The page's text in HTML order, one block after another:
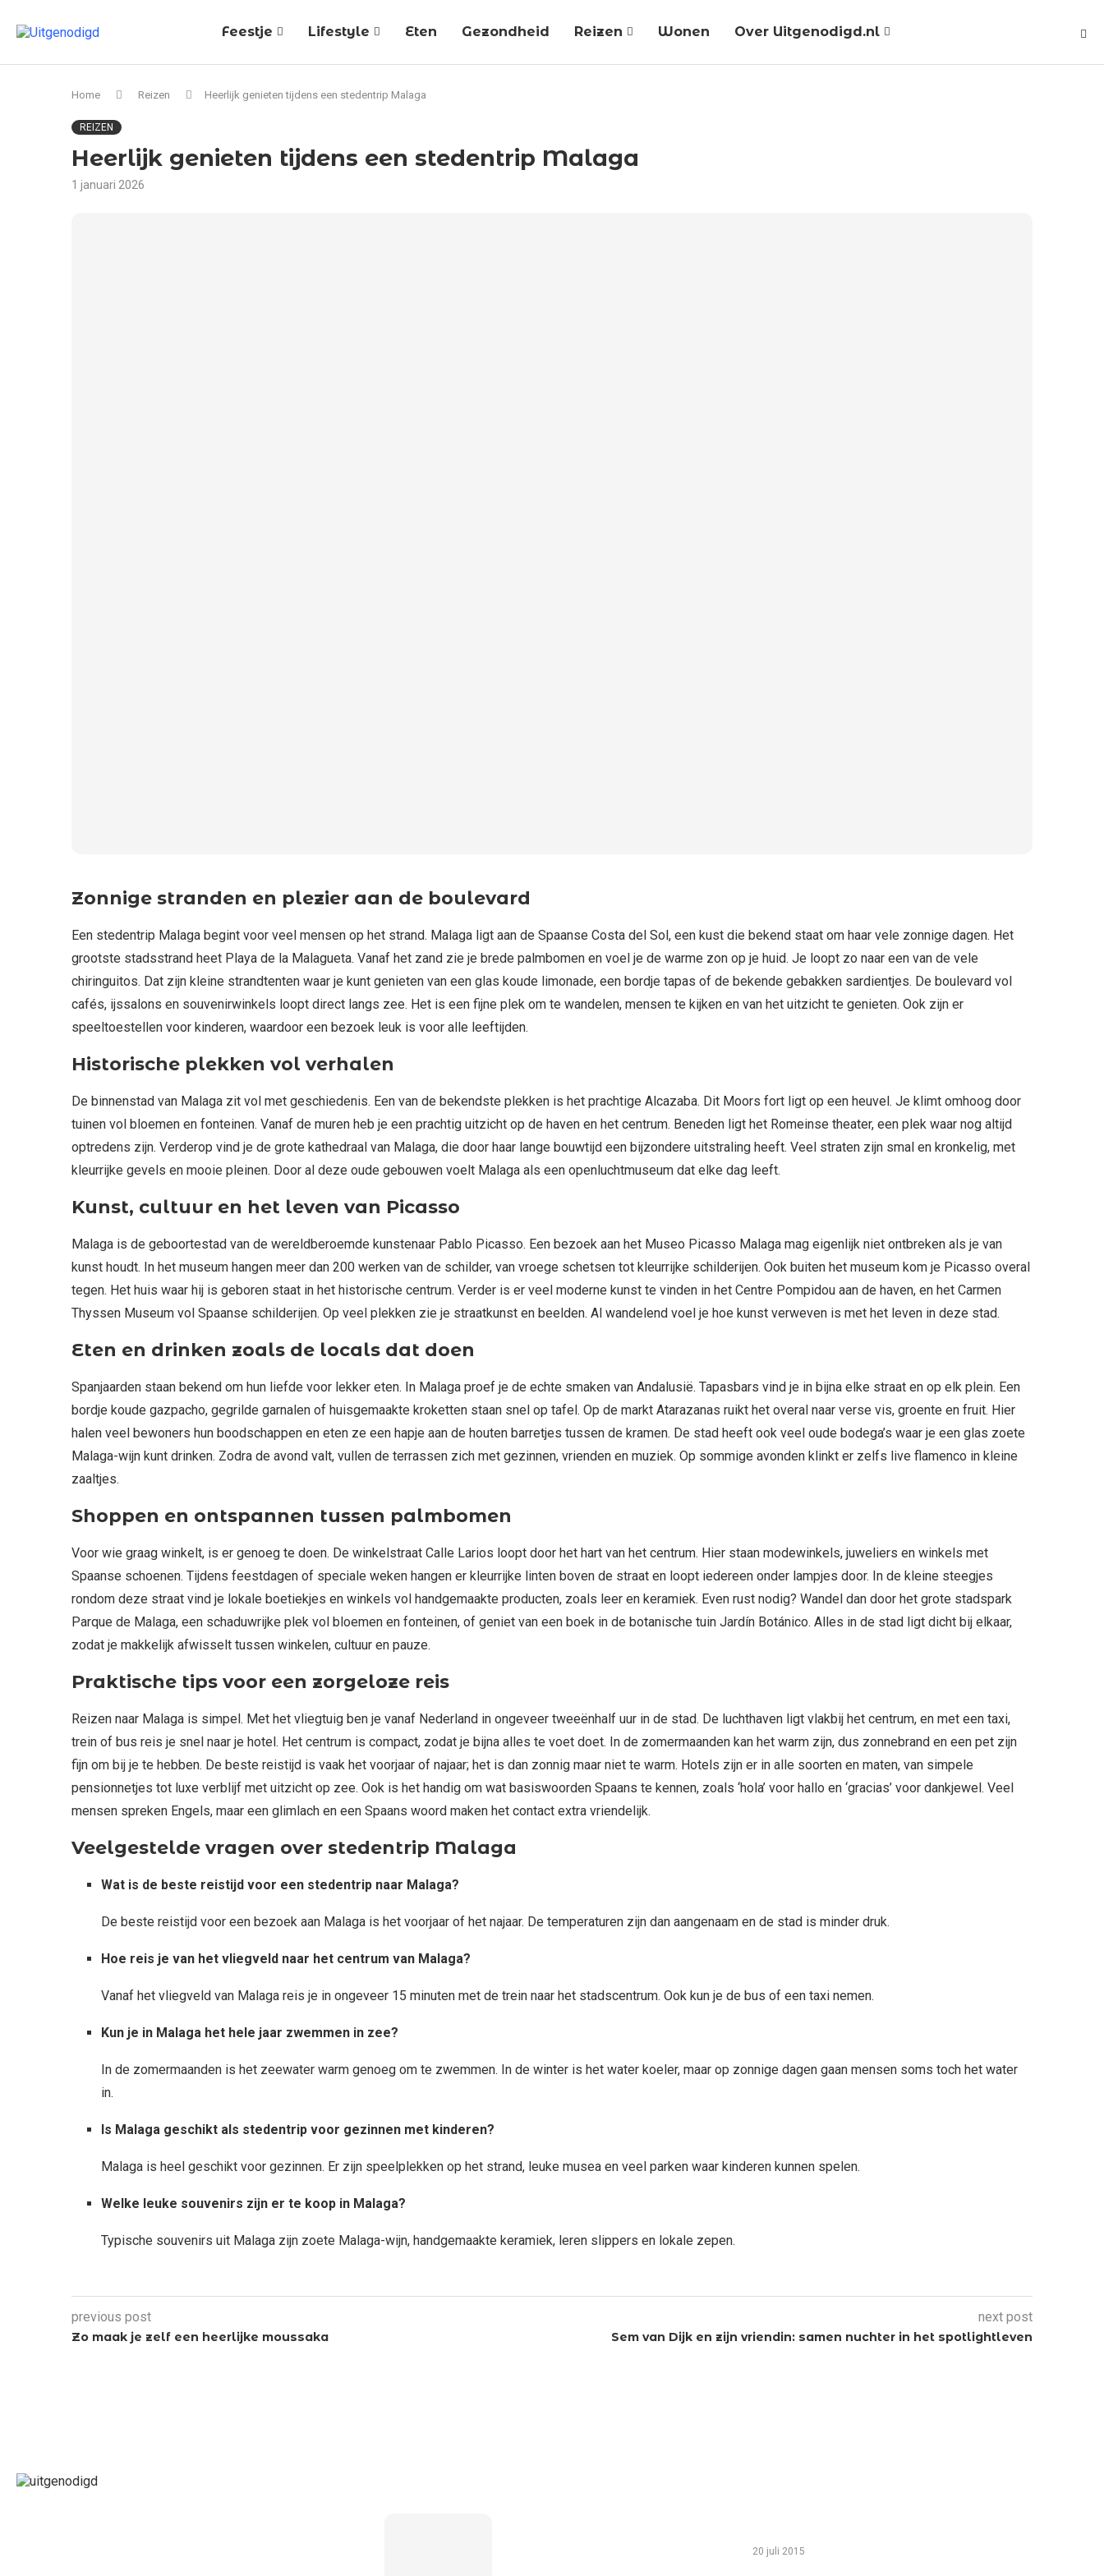
Feestje Lifestyle Eten Gezondheid Reizen Wonen Over Uitgenodigd.nl
Home Reizen Heerlijk genieten tijdens een stedentrip Malaga
REIZEN
Heerlijk genieten tijdens een stedentrip Malaga
1 januari 2026
Zonnige stranden en plezier aan de boulevard
Een stedentrip Malaga begint voor veel mensen op het strand. Malaga ligt aan de Spaanse Costa del Sol, een kust die bekend staat om haar vele zonnige dagen. Het
grootste stadsstrand heet Playa de la Malagueta. Vanaf het zand zie je brede palmbomen en voel je de warme zon op je huid. Je loopt zo naar een van de vele
chiringuitos. Dat zijn kleine strandtenten waar je kunt genieten van een glas koude limonade, een bordje tapas of de bekende gebakken sardientjes. De boulevard vol
cafés, ijssalons en souvenirwinkels loopt direct langs zee. Het is een fijne plek om te wandelen, mensen te kijken en van het uitzicht te genieten. Ook zijn er
speeltoestellen voor kinderen, waardoor een bezoek leuk is voor alle leeftijden.
Historische plekken vol verhalen
De binnenstad van Malaga zit vol met geschiedenis. Een van de bekendste plekken is het prachtige Alcazaba. Dit Moors fort ligt op een heuvel. Je klimt omhoog door
tuinen vol bloemen en fonteinen. Vanaf de muren heb je een prachtig uitzicht op de haven en het centrum. Beneden ligt het Romeinse theater, een plek waar nog altijd
optredens zijn. Verderop vind je de grote kathedraal van Malaga, die door haar lange bouwtijd een bijzondere uitstraling heeft. Veel straten zijn smal en kronkelig, met
kleurrijke gevels en mooie pleinen. Door al deze oude gebouwen voelt Malaga als een openluchtmuseum dat elke dag leeft.
Kunst, cultuur en het leven van Picasso
Malaga is de geboortestad van de wereldberoemde kunstenaar Pablo Picasso. Een bezoek aan het Museo Picasso Malaga mag eigenlijk niet ontbreken als je van
kunst houdt. In het museum hangen meer dan 200 werken van de schilder, van vroege schetsen tot kleurrijke schilderijen. Ook buiten het museum kom je Picasso overal
tegen. Het huis waar hij is geboren staat in het historische centrum. Verder is er veel moderne kunst te vinden in het Centre Pompidou aan de haven, en het Carmen
Thyssen Museum vol Spaanse schilderijen. Op veel plekken zie je straatkunst en beelden. Al wandelend voel je hoe kunst verweven is met het leven in deze stad.
Eten en drinken zoals de locals dat doen
Spanjaarden staan bekend om hun liefde voor lekker eten. In Malaga proef je de echte smaken van Andalusië. Tapasbars vind je in bijna elke straat en op elk plein. Een
bordje koude gazpacho, gegrilde garnalen of huisgemaakte kroketten staan snel op tafel. Op de markt Atarazanas ruikt het overal naar verse vis, groente en fruit. Hier
halen veel bewoners hun boodschappen en eten ze een hapje aan de houten barretjes tussen de kramen. De stad heeft ook veel oude bodega’s waar je een glas zoete
Malaga-wijn kunt drinken. Zodra de avond valt, vullen de terrassen zich met gezinnen, vrienden en muziek. Op sommige avonden klinkt er zelfs live flamenco in kleine
zaaltjes.
Shoppen en ontspannen tussen palmbomen
Voor wie graag winkelt, is er genoeg te doen. De winkelstraat Calle Larios loopt door het hart van het centrum. Hier staan modewinkels, juweliers en winkels met
Spaanse schoenen. Tijdens feestdagen of speciale weken hangen er kleurrijke linten boven de straat en loopt iedereen onder lampjes door. In de kleine steegjes
rondom deze straat vind je lokale boetiekjes en winkels vol handgemaakte producten, zoals leer en keramiek. Even rust nodig? Wandel dan door het grote stadspark
Parque de Malaga, een schaduwrijke plek vol bloemen en fonteinen, of geniet van een boek in de botanische tuin Jardín Botánico. Alles in de stad ligt dicht bij elkaar,
zodat je makkelijk afwisselt tussen winkelen, cultuur en pauze.
Praktische tips voor een zorgeloze reis
Reizen naar Malaga is simpel. Met het vliegtuig ben je vanaf Nederland in ongeveer tweeënhalf uur in de stad. De luchthaven ligt vlakbij het centrum, en met een taxi,
trein of bus reis je snel naar je hotel. Het centrum is compact, zodat je bijna alles te voet doet. In de zomermaanden kan het warm zijn, dus zonnebrand en een pet zijn
fijn om bij je te hebben. De beste reistijd is vaak het voorjaar of najaar; het is dan zonnig maar niet te warm. Hotels zijn er in alle soorten en maten, van simpele
pensionnetjes tot luxe verblijf met uitzicht op zee. Ook is het handig om wat basiswoorden Spaans te kennen, zoals ‘hola’ voor hallo en ‘gracias’ voor dankjewel. Veel
mensen spreken Engels, maar een glimlach en een Spaans woord maken het contact extra vriendelijk.
Veelgestelde vragen over stedentrip Malaga
Wat is de beste reistijd voor een stedentrip naar Malaga?
De beste reistijd voor een bezoek aan Malaga is het voorjaar of het najaar. De temperaturen zijn dan aangenaam en de stad is minder druk.
Hoe reis je van het vliegveld naar het centrum van Malaga?
Vanaf het vliegveld van Malaga reis je in ongeveer 15 minuten met de trein naar het stadscentrum. Ook kun je de bus of een taxi nemen.
Kun je in Malaga het hele jaar zwemmen in zee?
In de zomermaanden is het zeewater warm genoeg om te zwemmen. In de winter is het water koeler, maar op zonnige dagen gaan mensen soms toch het water
in.
Is Malaga geschikt als stedentrip voor gezinnen met kinderen?
Malaga is heel geschikt voor gezinnen. Er zijn speelplekken op het strand, leuke musea en veel parken waar kinderen kunnen spelen.
Welke leuke souvenirs zijn er te koop in Malaga?
Typische souvenirs uit Malaga zijn zoete Malaga-wijn, handgemaakte keramiek, leren slippers en lokale zepen.
previous post
Zo maak je zelf een heerlijke moussaka
next post
Sem van Dijk en zijn vriendin: samen nuchter in het spotlightleven
20 juli 2015